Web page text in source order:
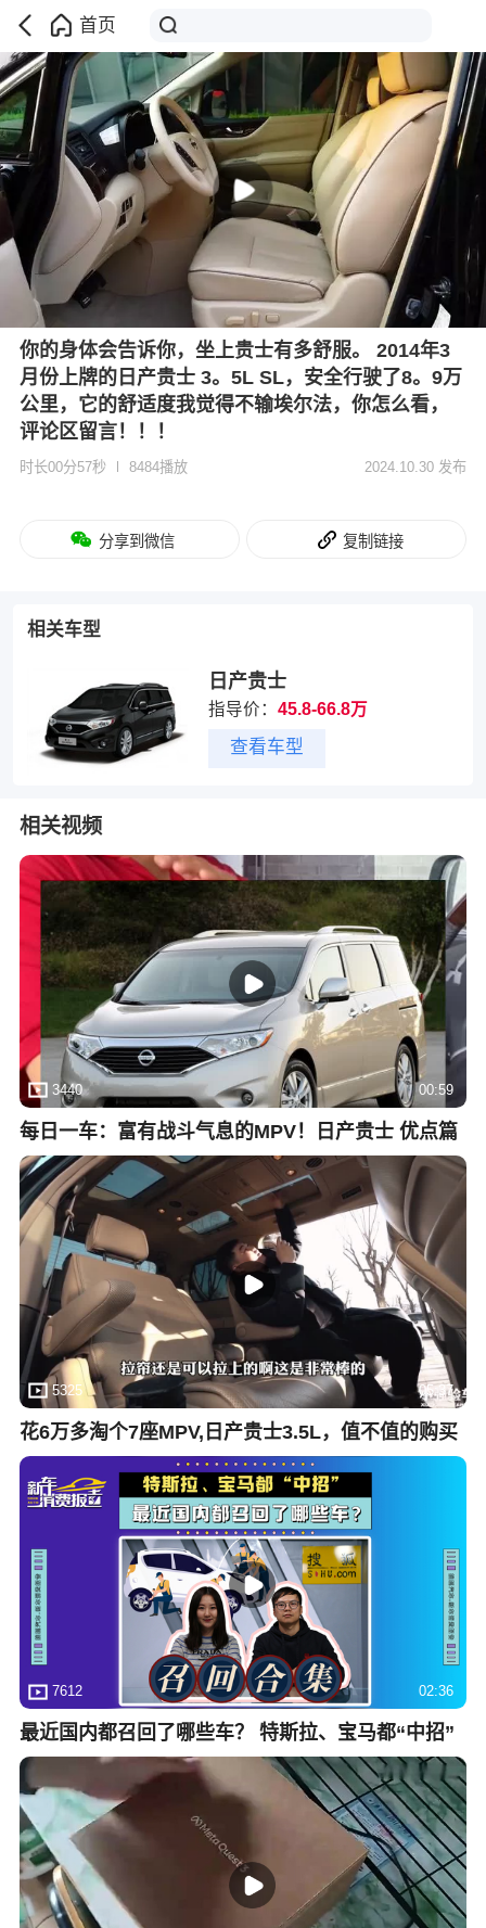
首页
你的身体会告诉你，坐上贵士有多舒服。 2014年3
月份上牌的日产贵士 3。5L SL，安全行驶了8。9万
公里，它的舒适度我觉得不输埃尔法，你怎么看，
评论区留言！！！
时长00分57秒 8484播放 2024.10.30 发布
分享到微信 复制链接
相关车型
日产贵士
指导价：45.8-66.8万
查看车型
相关视频
3440 00:59
每日一车：富有战斗气息的MPV！日产贵士 优点篇
5325 05:37
花6万多淘个7座MPV,日产贵士3.5L，值不值的购买
7612 02:36
最近国内都召回了哪些车？ 特斯拉、宝马都“中招”